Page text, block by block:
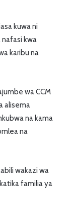
kuwa ni
kwa
karibu na
wa CCM
alisema
na kama
na
wakazi wa
familia ya